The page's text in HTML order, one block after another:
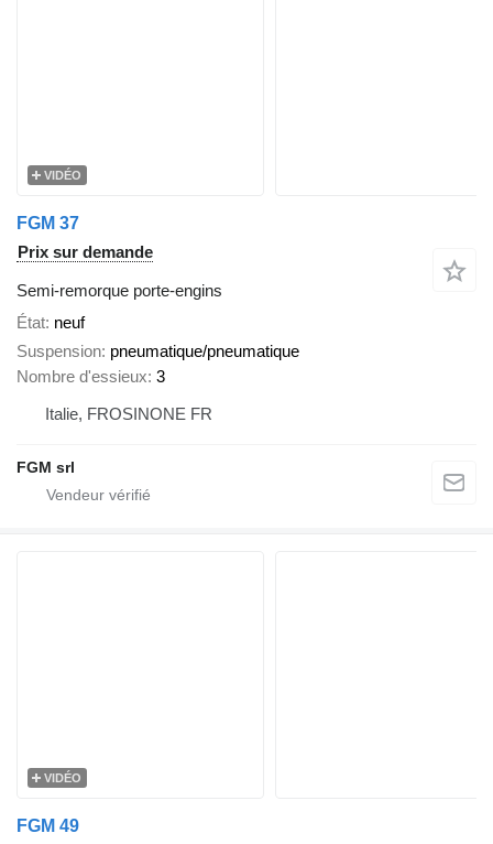
VIDÉO
FGM 37
Prix sur demande
Semi-remorque porte-engins
État neuf
Suspension pneumatique/pneumatique
Nombre d'essieux 3
Italie, FROSINONE FR
FGM srl
VIDÉO
FGM 49